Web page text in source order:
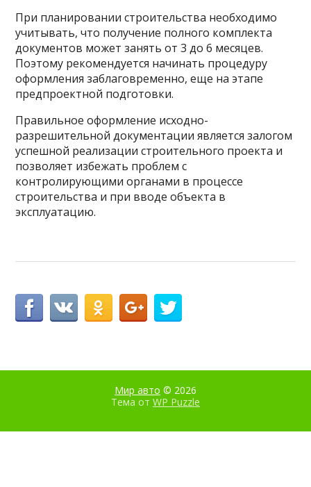
При планировании строительства необходимо
учитывать, что получение полного комплекта
документов может занять от 3 до 6 месяцев.
Поэтому рекомендуется начинать процедуру
оформления заблаговременно, еще на этапе
предпроектной подготовки.
Правильное оформление исходно-
разрешительной документации является залогом
успешной реализации строительного проекта и
позволяет избежать проблем с
контролирующими органами в процессе
строительства и при вводе объекта в
эксплуатацию.
Мир авто © 2026
Тема от WP Puzzle